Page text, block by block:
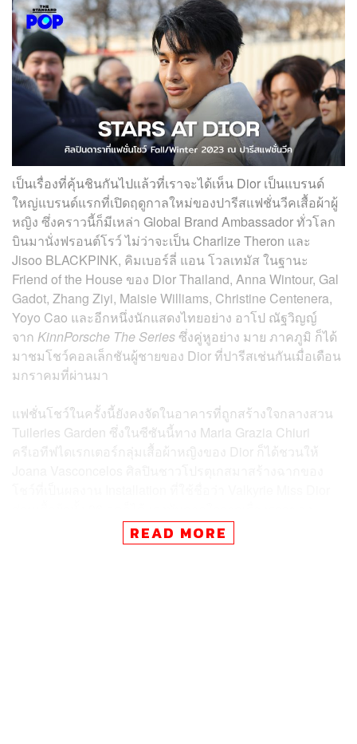
เป็นเรื่องที่คุ้นชินกันไปแล้วที่เราจะได้เห็น Dior เป็นแบรนด์
ใหญ่แบรนด์แรกที่เปิดฤดูกาลใหม่ของปารีสแฟชั่นวีคเสื้อผ้าผู้
หญิง ซึ่งคราวนี้ก็มีเหล่า Global Brand Ambassador ทั่วโลก
บินมานั่งฟรอนต์โรว์ ไม่ว่าจะเป็น Charlize Theron และ
Jisoo BLACKPINK, คิมเบอร์ลี่ แอน โวลเทมัส ในฐานะ
Friend of the House ของ Dior Thailand, Anna Wintour, Gal
Gadot, Zhang Ziyi, Maisie Williams, Christine Centenera,
Yoyo Cao และอีกหนึ่งนักแสดงไทยอย่าง อาโป ณัฐวิญญ์
จาก KinnPorsche The Seriesซึ่งคู่หูอย่าง มาย ภาคภูมิ ก็ได้
มาชมโชว์คอลเล็กชันผู้ชายของ Dior ที่ปารีสเช่นกันเมื่อเดือน
มกราคมที่ผ่านมา
แฟชั่นโชว์ในครั้งนี้ยังคงจัดในอาคารที่ถูกสร้างใจกลางสวน
Tuileries Garden ซึ่งในซีซันนี้ทาง Maria Grazia Chiuri
ครีเอทีฟไดเรกเตอร์กลุ่มเสื้อผ้าหญิงของ Dior ก็ได้ชวนให้
Catherine Dior, Édith Piaf และ Juliette Gréco
READ MORE